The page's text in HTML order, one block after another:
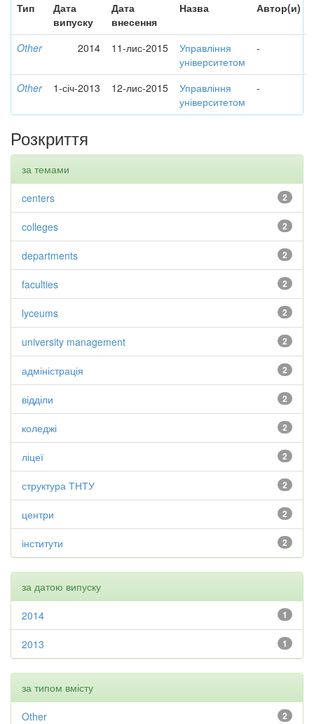
Тип
Дата
випуску
Дата
внесення
Назва Автор(и)
Other 2014 11-лис-2015
Управління
університетом
-
Other 1-січ-2013 12-лис-2015
Управління
університетом
-
Розкриття
за темами
2
centers
2
colleges
2
departments
2
faculties
2
lyceums
2
university management
2
адміністрація
2
відділи
2
коледжі
2
ліцеї
2
структура ТНТУ
2
центри
2
інститути
за датою випуску
1
2014
1
2013
за типом вмісту
2
Other